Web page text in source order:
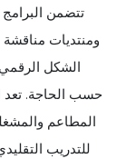
تتضمن
ومنتديات
الشكل الرقمي
حسب الحاجة. تعد
المطاعم
للتدريب